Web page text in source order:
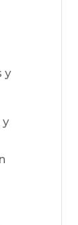
y
y